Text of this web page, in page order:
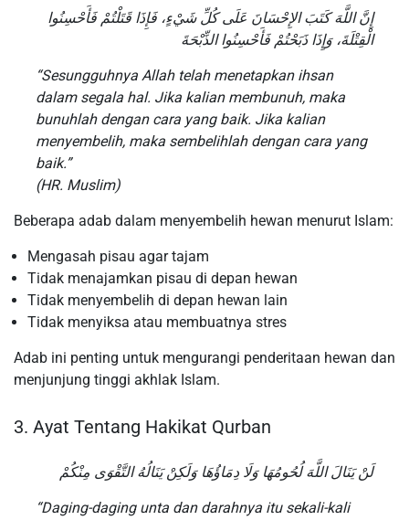
إِنَّ اللَّهَ كَتَبَ الإِحْسَانَ عَلَى كُلِّ شَيْءٍ، فَإِذَا قَتَلْتُمْ فَأَحْسِنُوا
الْقِتْلَةَ، وَإِذَا ذَبَحْتُمْ فَأَحْسِنُوا الذِّبْحَةَ
“Sesungguhnya Allah telah menetapkan ihsan
dalam segala hal. Jika kalian membunuh, maka
bunuhlah dengan cara yang baik. Jika kalian
menyembelih, maka sembelihlah dengan cara yang
baik.”
(HR. Muslim)
Beberapa adab dalam menyembelih hewan menurut Islam:
Mengasah pisau agar tajam
Tidak menajamkan pisau di depan hewan
Tidak menyembelih di depan hewan lain
Tidak menyiksa atau membuatnya stres
Adab ini penting untuk mengurangi penderitaan hewan dan
menjunjung tinggi akhlak Islam.
3. Ayat Tentang Hakikat Qurban
لَنْ يَنَالَ اللَّهَ لُحُومُهَا وَلَا دِمَاؤُهَا وَلَكِنْ يَنَالُهُ التَّقْوَى مِنْكُمْ
“Daging-daging unta dan darahnya itu sekali-kali